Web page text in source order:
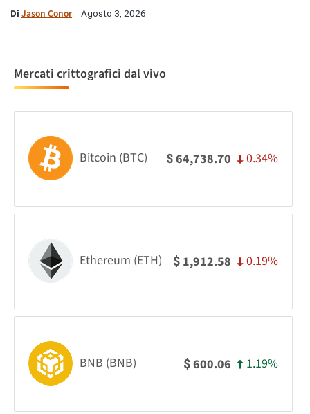
Di Jason Conor Agosto 3, 2026
Mercati crittografici dal vivo
Bitcoin (BTC) $64,738.70 0.34%
Ethereum (ETH) $ 1,912.58 0.19%
BNB (BNB) $600.06 1.19%